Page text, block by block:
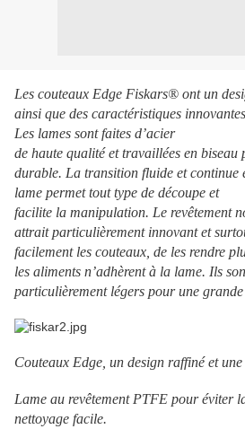
Les couteaux Edge Fiskars® ont un
ainsi que des caractéristiques
Les lames sont faites d’acier
de haute qualité et travaillées en
durable. La transition fluide et continue
lame permet tout type de découpe et
facilite la manipulation. Le revêtement
attrait particulièrement innovant et
facilement les couteaux, de les rendre
les aliments n’adhèrent à la lame. Ils
particulièrement légers pour une grande
Couteaux Edge, un design raffiné et
Lame au revêtement PTFE pour éviter
nettoyage facile.